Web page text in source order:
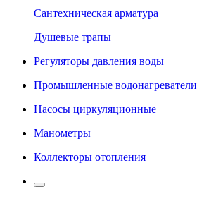
Сантехническая арматура
Душевые трапы
Регуляторы давления воды
Промышленные водонагреватели
Насосы циркуляционные
Манометры
Коллекторы отопления